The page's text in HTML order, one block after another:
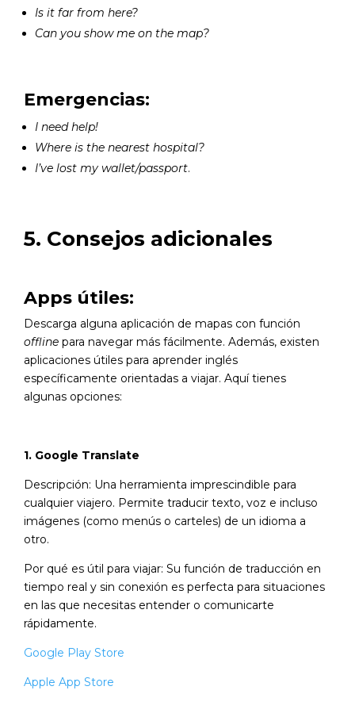
Is it far from here?
Can you show me on the map?
Emergencias:
I need help!
Where is the nearest hospital?
I’ve lost my wallet/passport.
5. Consejos adicionales
Apps útiles:
Descarga alguna aplicación de mapas con función
offline para navegar más fácilmente. Además, existen
aplicaciones útiles para aprender inglés
específicamente orientadas a viajar. Aquí tienes
algunas opciones:
1. Google Translate
Descripción: Una herramienta imprescindible para
cualquier viajero. Permite traducir texto, voz e incluso
imágenes (como menús o carteles) de un idioma a
otro.
Por qué es útil para viajar: Su función de traducción en
tiempo real y sin conexión es perfecta para situaciones
en las que necesitas entender o comunicarte
rápidamente.
Google Play Store
Apple App Store